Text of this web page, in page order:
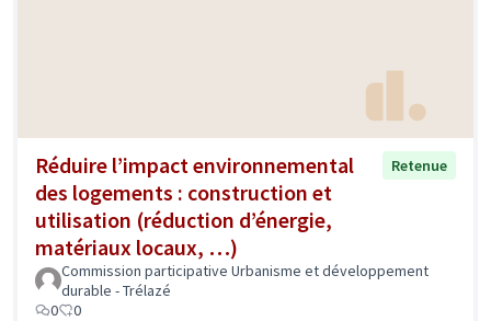
Réduire l’impact environnemental
des logements : construction et
utilisation (réduction d’énergie,
matériaux locaux, …)
Retenue
Commission participative Urbanisme et développement
durable - Trélazé
0
0